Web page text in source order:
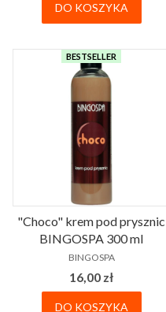
DO KOSZYKA
BESTSELLER
"Choco" krem pod prysznic
BINGOSPA 300 ml
PRODUCENT
BINGOSPA
Cena
16,00 zł
DO KOSZYKA